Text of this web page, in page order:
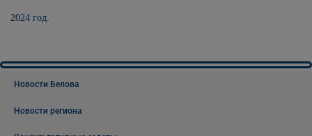
2024 год.
Новости Белова
Новости региона